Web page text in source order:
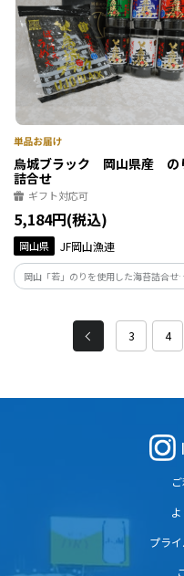
烏城ブラック 岡山県産 の
詰合せ
ギフト対応可
5,184円(税込)
岡山県 JF岡山漁連
岡山「若」のりを使用した海苔詰合せ
岡山「若」のりは、岡山県で養殖され
だけを使用した商品となっております
苔の風味・歯切れ・香りをご堪能くださ
3 4
プラ